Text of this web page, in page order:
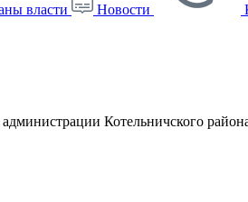
власти Новости
Котельничского